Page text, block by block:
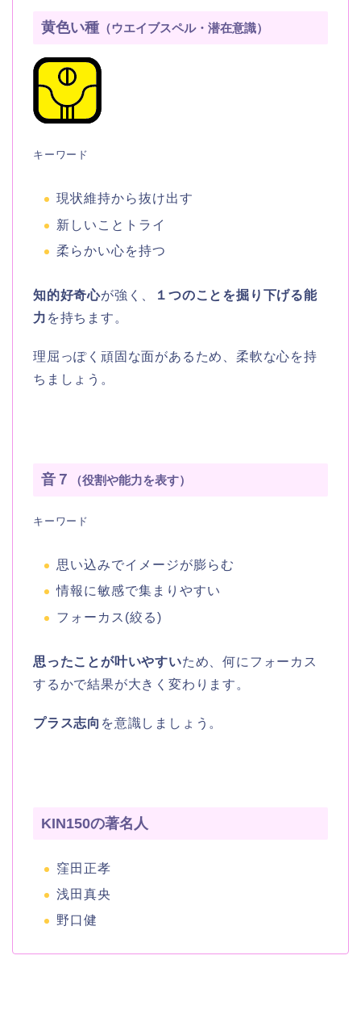
黄色い種 （ウエイブスペル・潜在意識）
キーワード
現状維持から抜け出す
新しいことトライ
柔らかい心を持つ
知的好奇心が強く、
１つのことを掘り下げる能
力 を持ちます。
理屈っぽく頑固な面があるため、柔軟な心を持
ちましょう。
音７ （役割や能力を表す）
キーワード
思い込みでイメージが膨らむ
情報に敏感で集まりやすい
フォーカス(絞る)
思ったことが叶いやすいため、何にフォーカス
するかで結果が大きく変わります。
プラス志向 を意識しましょう。
KIN150の著名人
窪田正孝
浅田真央
野口健